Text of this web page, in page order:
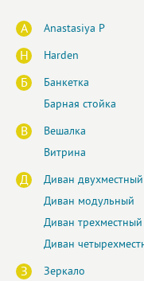
A Anastasiya P
H Harden
Б
Банкетка
Барная стойка
В
Вешалка
Витрина
Д
Диван двухместный
Диван модульный
Диван трехместный
Диван
З
Зеркало